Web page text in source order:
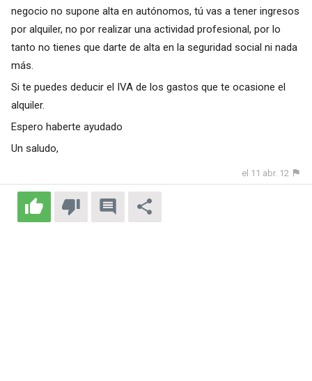
negocio no supone alta en autónomos, tú vas a tener ingresos
por alquiler, no por realizar una actividad profesional, por lo
tanto no tienes que darte de alta en la seguridad social ni nada
más.
Si te puedes deducir el IVA de los gastos que te ocasione el
alquiler.
Espero haberte ayudado
Un saludo,
el 11 abr. 12